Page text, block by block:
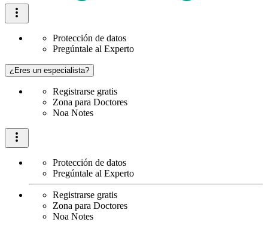
Protección de datos
Pregúntale al Experto
¿Eres un especialista?
Registrarse gratis
Zona para Doctores
Noa Notes
Protección de datos
Pregúntale al Experto
Registrarse gratis
Zona para Doctores
Noa Notes